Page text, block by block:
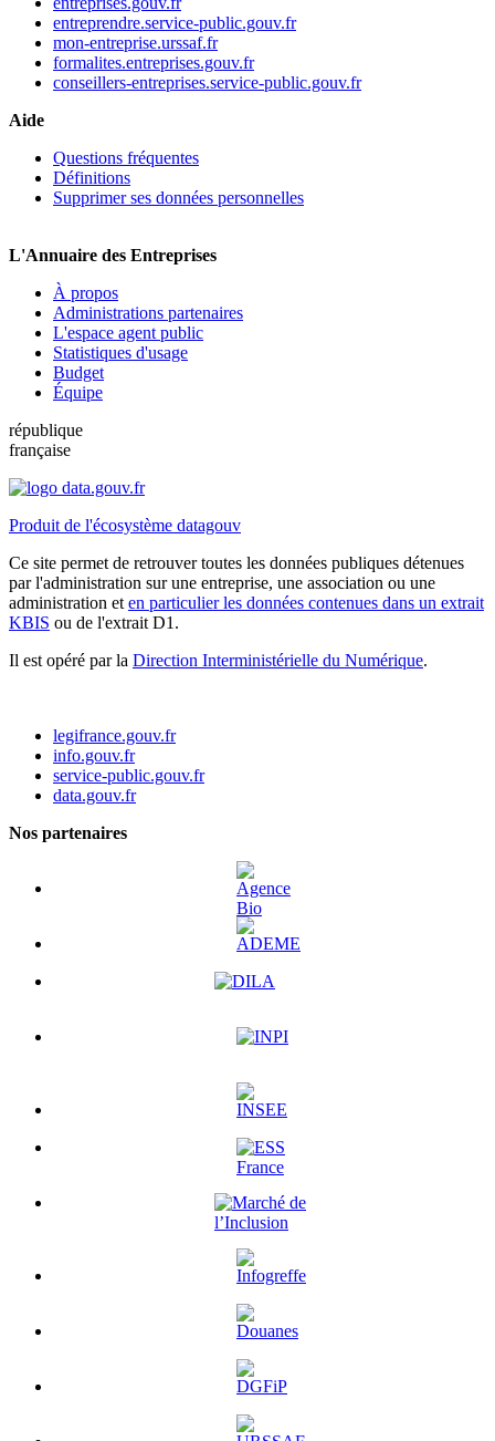
entreprendre.service-public.gouv.fr
mon-entreprise.urssaf.fr
formalites.entreprises.gouv.fr
conseillers-entreprises.service-public.gouv.fr
Aide
Questions fréquentes
Définitions
Supprimer ses données personnelles
L'Annuaire des Entreprises
À propos
Administrations partenaires
L'espace agent public
Statistiques d'usage
Budget
Équipe
république
française
Produit de l'écosystème datagouv
Ce site permet de retrouver toutes les données publiques détenues
par l'administration sur une entreprise, une association ou une
administration et en particulier les données contenues dans un extrait
KBIS ou de l'extrait D1.
Il est opéré par la Direction Interministérielle du Numérique.
legifrance.gouv.fr
info.gouv.fr
service-public.gouv.fr
data.gouv.fr
Nos partenaires